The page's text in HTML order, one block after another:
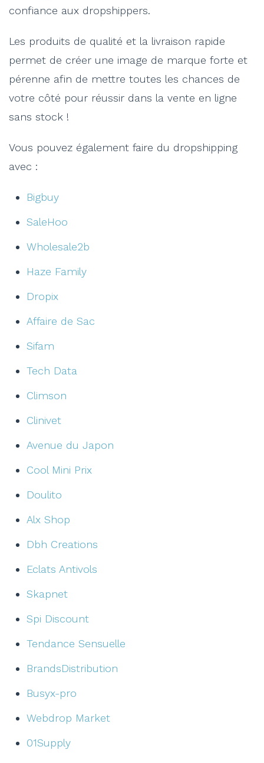
confiance aux dropshippers.
Les produits de qualité et la livraison rapide
permet de créer une image de marque forte et
pérenne afin de mettre toutes les chances de
votre côté pour réussir dans la vente en ligne
sans stock !
Vous pouvez également faire du dropshipping
avec :
Bigbuy
SaleHoo
Wholesale2b
Haze Family
Dropix
Affaire de Sac
Sifam
Tech Data
Climson
Clinivet
Avenue du Japon
Cool Mini Prix
Doulito
Alx Shop
Dbh Creations
Eclats Antivols
Skapnet
Spi Discount
Tendance Sensuelle
BrandsDistribution
Busyx-pro
Webdrop Market
01Supply